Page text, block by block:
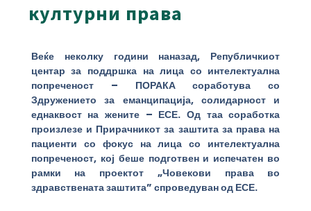
културни права
Веќе неколку години наназад, Републичкиот
центар за поддршка на лица со интелектуална
попреченост – ПОРАКА соработува со
Здружението за еманципација, солидарност и
еднаквост на жените – ЕСЕ. Од таа соработка
произлезе и Прирачникот за заштита за права на
пациенти со фокус на лица со интелектуална
попреченост, кој беше подготвен и испечатен во
рамки на проектот „Човекови права во
здравствената заштита” спроведуван од ЕСЕ.